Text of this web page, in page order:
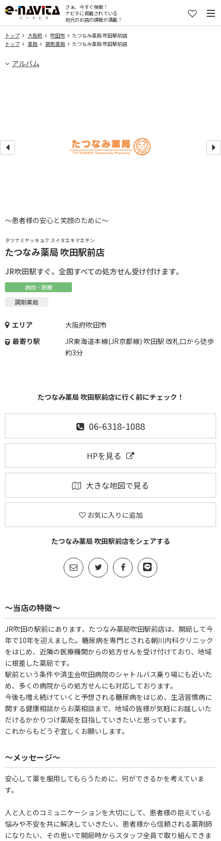
さぁ、今すぐ検索！
ナビタに掲載されている
地元のお店の情報が満載！
トップ 大阪府 吹田市
たつなみ薬局 吹田駅前店
トップ
薬局 調剤薬局 たつなみ薬局 吹田駅前店
アルバム
タツナミヤッキョク スイタエキマエテン
たつなみ薬局 吹田駅前店
JR吹田駅すぐ。全国すべての処方せん受け付けます。
病院・医療
調剤薬局
エリア
大阪府吹田市
最寄り駅
JR東海道本線(JR京都線) 吹田駅 改札口から徒歩
約3分
たつなみ薬局 吹田駅前店に行く前にチェック！
06-6318-1088
HPを見る
大きな地図で見る
お気に入りに追加
たつなみ薬局 吹田駅前店をシェアする
～患者様の安心と笑顔のために～
～当店の特徴～
JR吹田の駅前にあります、たつなみ薬局吹田駅前店は、開局して今
年で10年を迎えました。糖尿病を専門とされる朝川内科クリニック
をはじめ、近隣の医療機関からの処方せんを受け付けており、地域
に根差した薬局です。
駅前という条件や済生会吹田病院のシャトルバス乗り場にも近いた
め、多くの病院からの処方せんにも対応しております。
今後も増え続けていくと予想される糖尿病をはじめ、生活習慣病に
関する健康相談からお薬相談まで、地域の皆様が気軽にお越しいた
だけるかかりつけ薬局を目指していきたいと思っています。
これからもどうぞ宜しくお願いします。
～メッセージ～
安心して薬を服用してもらうために、何ができるかを考えていま
す。
人と人とのコミュニケーションを大切にして、患者様の抱えている
悩みや不安を共に解決していきたい、患者様から信頼される薬剤師
になりたい、その思いで開局時からスタッフ全員で取り組んできま